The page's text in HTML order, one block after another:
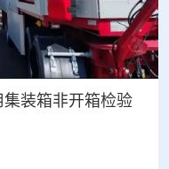
装箱非开箱检验